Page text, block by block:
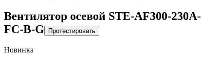
Вентилятор осевой STE-AF300-230A-
FC-B-G
Протестировать
Новинка